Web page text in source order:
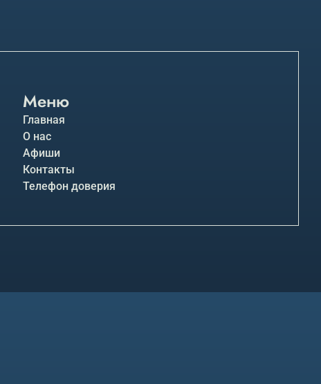
Меню
Главная
О нас
Афиши
Контакты
Телефон доверия